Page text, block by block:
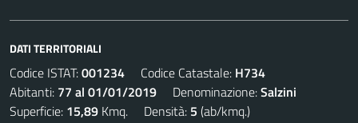
DATI TERRITORIALI
Codice ISTAT:001234 Codice Catastale: H734
Abitanti: 77 al 01/01/2019 Denominazione:Salzini
Superficie: 15,89 Kmq. Densità: 5 (ab/kmq.)